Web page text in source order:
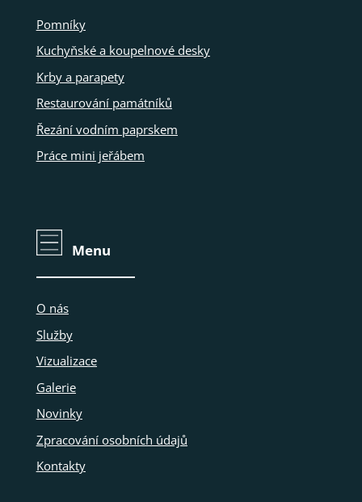
Pomníky
Kuchyňské a koupelnové desky
Krby a parapety
Restaurování památníků
Řezání vodním paprskem
Práce mini jeřábem
Menu
O nás
Služby
Vizualizace
Galerie
Novinky
Zpracování osobních údajů
Kontakty